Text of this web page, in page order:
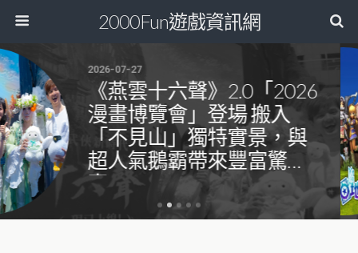
2000Fun遊戲資訊網
2026-06-04
塔羅牌Q版綫上游戲《光
的地方》正式上市，多項
開服活動集結亮相